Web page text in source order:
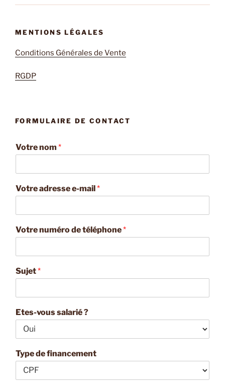
MENTIONS LÉGALES
Conditions Générales de Vente
RGDP
FORMULAIRE DE CONTACT
Votre nom *
Votre adresse e-mail*
Votre numéro de téléphone*
Sujet*
Etes-vous salarié ?
Type de financement